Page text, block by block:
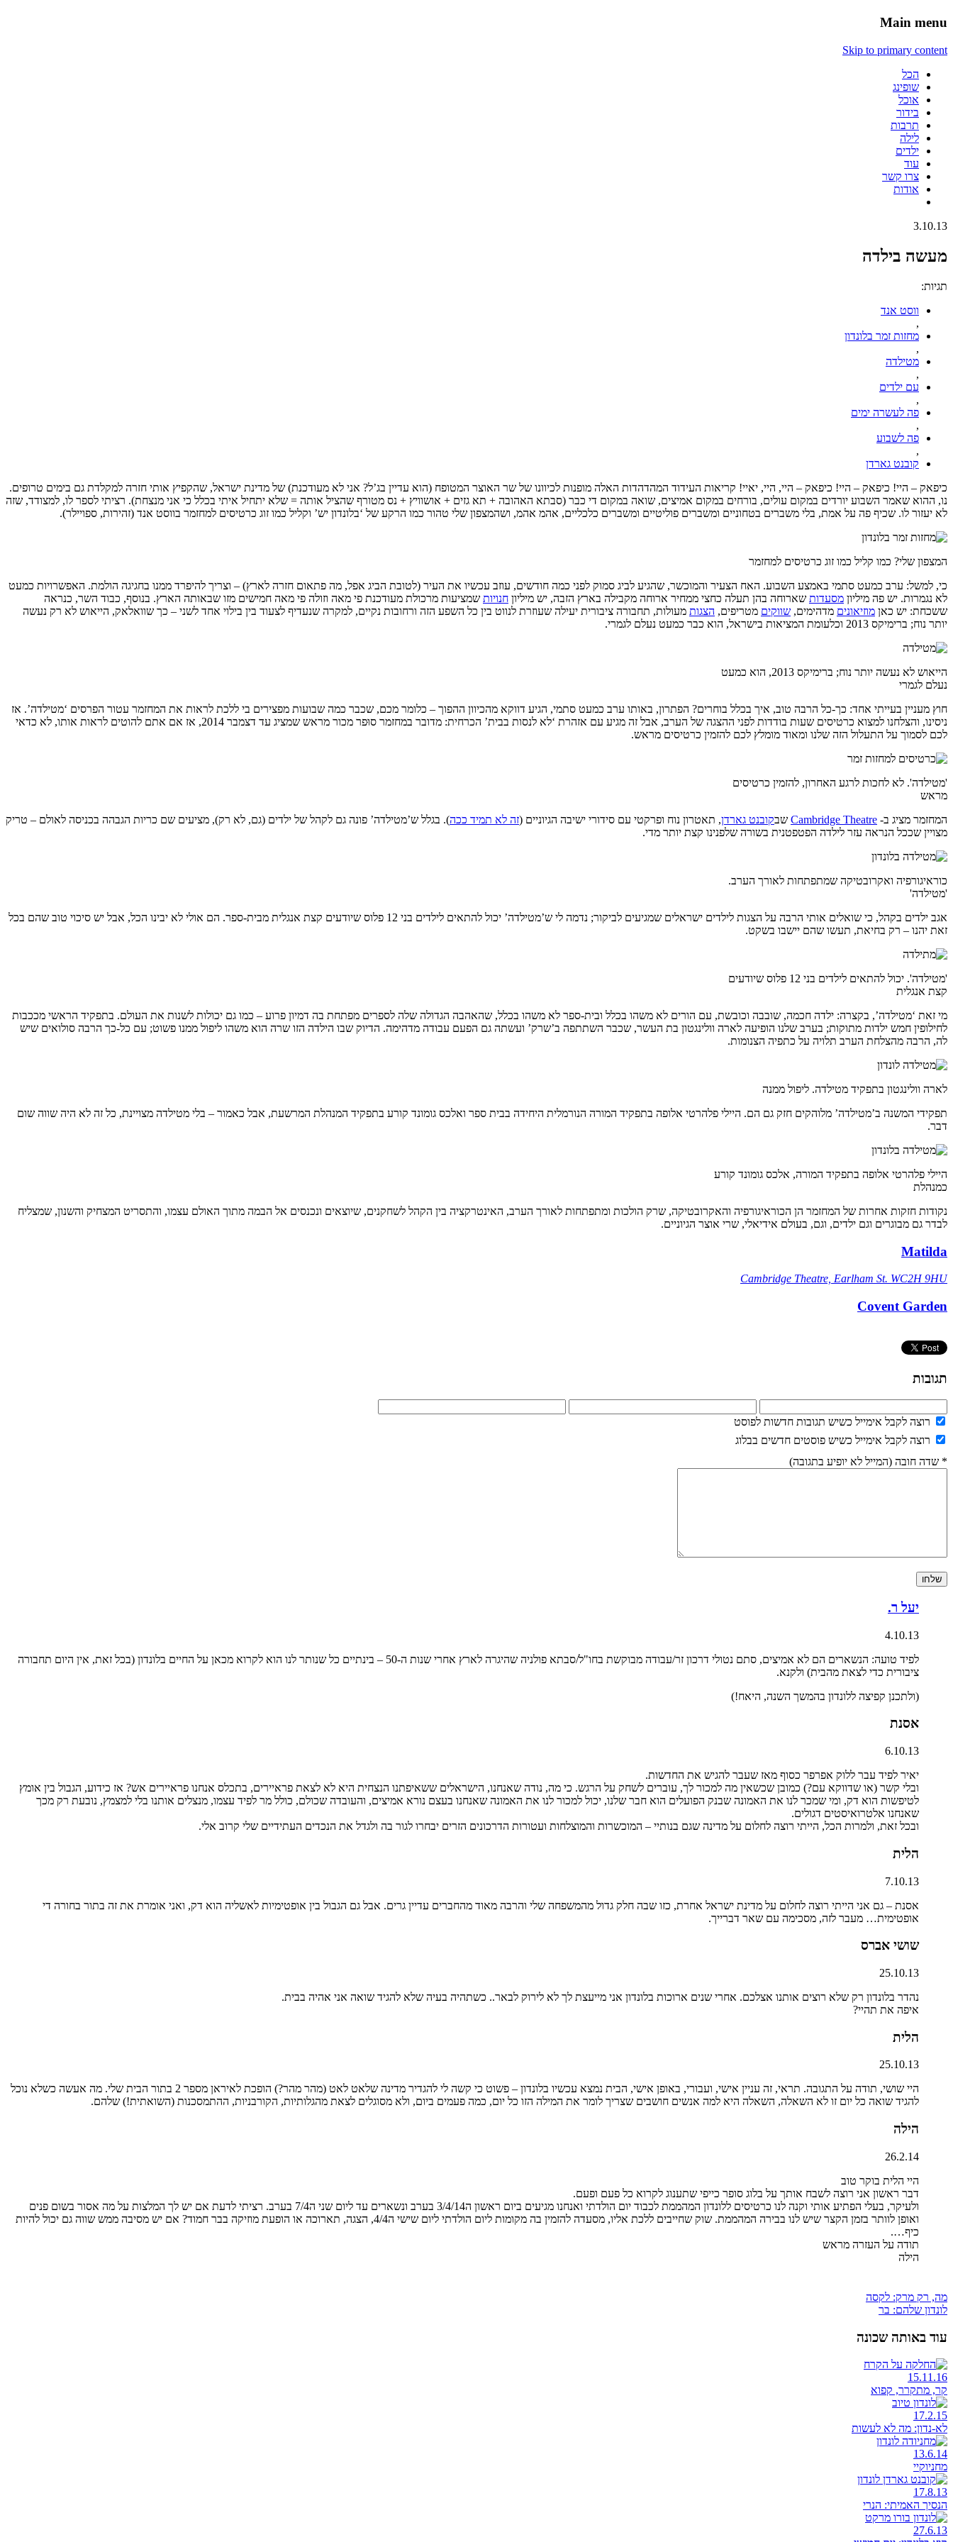
Main menu
Skip to primary content
הכל
שופינג
אוכל
בידור
תרבות
לילה
ילדים
עוד
צרו קשר
אודות
3.10.13
מעשה בילדה
תגיות:
ווסט אנד
,
מחזות זמר בלונדון
,
מטילדה
,
עם ילדים
,
פה לעשרה ימים
,
פה לשבוע
,
קובנט גארדן
כיפאק – היי! כיפאק – היי! כיפאק – היי, היי, יאיי! קריאות העידוד המהדהדות האלה מופנות לכיוונו של שר האוצר המטופח (הוא עדיין בג’ל? אני לא מעודכנת) של מדינת ישראל, שהקפיץ אותי חזרה למקלדת גם בימים טרופים.
נו, ההוא שאמר השבוע יורדים במקום עולים, בורחים במקום אמיצים, שואה במקום די כבר (סבתא האהובה + תא גזים + אושוויץ + נס מטורף שהציל אותה = שלא יתחיל איתי בכלל כי אני מנצחת). רציתי לספר לו, למצודד, שזה
לא יעזור לו. שכיף פה על אמת, בלי משברים בטחוניים ומשברים פוליטיים ומשברים כלכליים, אהמ אהמ, ושהמצפון שלי טהור כמו הרקע של ‘בלונדון יש’ וקליל כמו זוג כרטיסים למחזמר בווסט אנד (זהירות, ספויילר).
המצפון שלי? כמו קליל כמו זוג כרטיסים למחזמר
כי, למשל: ערב כמעט סתמי באמצע השבוע. האח הצעיר והמוכשר, שהגיע לביג סמוק לפני כמה חודשים, עוזב עכשיו את העיר (לטובת הביג אפל, מה פתאום חזרה לארץ) – וצריך להיפרד ממנו בחגיגה הולמת. האפשרויות כמעט
לא נגמרות. יש פה מיליון מסעדות שארוחה בהן תעלה כחצי ממחיר ארוחה מקבילה בארץ הזבה, יש מיליון חנויות שמציעות מרכולת מעודכנת פי מאה וזולה פי מאה חמישים מזו שבאותה הארץ. בנוסף, כבוד השר, כנראה
ששכחת: יש כאן מוזיאונים מדהימים, שווקים מטריפים, הצגות מעולות, תחבורה ציבורית יעילה שעוזרת לנווט בין כל השפע הזה ורחובות נקיים, למקרה שנעדיף לצעוד בין בילוי אחד לשני – כך שוואלאק, הייאוש לא רק נעשה
יותר נוח; ברימיקס 2013 וכלעומת המציאות בישראל, הוא כבר כמעט נעלם לגמרי.
הייאוש לא נעשה יותר נוח; ברימיקס 2013, הוא כמעט
נעלם לגמרי
חוץ מעניין בעייתי אחד: כך-כל הרבה טוב, איך בכלל בוחרים? הפתרון, באותו ערב כמעט סתמי, הגיע דווקא מהכיוון ההפוך – כלומר מכם, שכבר כמה שבועות מפצירים בי ללכת לראות את המחזמר עטור הפרסים ‘מטילדה’. אז
ניסינו, והצלחנו למצוא כרטיסים שעות בודדות לפני ההצגה של הערב, אבל זה מגיע עם אזהרת ‘לא לנסות בבית’ הכרחית: מדובר במחזמר סוּפר מכור מראש שמציג עד דצמבר 2014, אז אם אתם להוטים לראות אותו, לא כדאי
לכם לסמוך על התעלול הזה שלנו ומאוד מומלץ לכם להזמין כרטיסים מראש.
'מטילדה'. לא לחכות לרגע האחרון, להזמין כרטיסים
מראש
המחזמר מציג ב- Cambridge Theatre שבקובנט גארדן, תאטרון נוח ופרקטי עם סידורי ישיבה הגיוניים (זה לא תמיד ככה). בגלל ש’מטילדה’ פונה גם לקהל של ילדים (גם, לא רק), מציעים שם כריות הגבהה בכניסה לאולם – טריק
מצויין שככל הנראה עזר לילדה הפטפטנית בשורה שלפנינו קצת יותר מדי.
כוראיגורפיה ואקרובטיקה שמתפתחות לאורך הערב.
'מטילדה'
אגב ילדים בקהל, כי שואלים אותי הרבה על הצגות לילדים ישראלים שמגיעים לביקור; נדמה לי ש’מטילדה’ יכול להתאים לילדים בני 12 פלוס שיודעים קצת אנגלית מבית-ספר. הם אולי לא יבינו הכל, אבל יש סיכוי טוב שהם בכל
זאת יהנו – רק בחיאת, תעשו שהם יישבו בשקט.
'מטילדה'. יכול להתאים לילדים בני 12 פלוס שיודעים
קצת אנגלית
מי זאת ‘מטילדה’, בקצרה: ילדה חכמה, שובבה וכובשת, עם הורים לא משהו בכלל ובית-ספר לא משהו בכלל, שהאהבה הגדולה שלה לספרים מפתחת בה דמיון פרוע – כמו גם יכולות לשנות את העולם. בתפקיד הראשי מככבות
לחילופין חמש ילדות מתוקות; בערב שלנו הופיעה לארה וולינגטון בת העשר, שכבר השתתפה ב’שרק’ ועשתה גם הפעם עבודה מדהימה. הדיוק שבו הילדה הזו שרה הוא משהו ליפול ממנו פשוט; עם כל-כך הרבה סולואים שיש
לה, הרבה מהצלחת הערב תלויה על כתפיה הצנומות.
לארה וולינגטון בתפקיד מטילדה. ליפול ממנה
תפקידי המשנה ב’מטילדה’ מלוהקים חזק גם הם. היילי פלהרטי אלופה בתפקיד המורה הנורמלית היחידה בבית ספר ואלכס גומונד קורע בתפקיד המנהלת המרשעת, אבל כאמור – בלי מטילדה מצויינת, כל זה לא היה שווה שום
דבר.
היילי פלהרטי אלופה בתפקיד המורה, אלכס גומונד קורע
כמנהלת
נקודות חזקות אחרות של המחזמר הן הכוראיגורפיה והאקרובטיקה, שרק הולכות ומתפתחות לאורך הערב, האינטרקציה בין הקהל לשחקנים, שיוצאים ונכנסים אל הבמה מתוך האולם עצמו, והתסריט המצחיק והשנון, שמצליח
לבדר גם מבוגרים וגם ילדים, וגם, בעולם אידיאלי, שרי אוצר הגיוניים.
Matilda
Cambridge Theatre, Earlham St. WC2H 9HU
Covent Garden
תגובות
רוצה לקבל אימייל כשיש תגובות חדשות לפוסט
רוצה לקבל אימייל כשיש פוסטים חדשים בבלוג
* שדה חובה (המייל לא יופיע בתגובה)
יעל ר.
4.10.13
לפיד טועה: הנשארים הם לא אמיצים, סתם נטולי דרכון זר/עבודה מבוקשת בחו"ל/סבתא פולניה שהיגרה לארץ אחרי שנות ה-50 – בינתיים כל שנותר לנו הוא לקרוא מכאן על החיים בלונדון (בכל זאת, אין היום תחבורה
ציבורית כדי לצאת מהבית) ולקנא.
(ולתכנן קפיצה ללונדון בהמשך השנה, היאח!)
אסנת
6.10.13
יאיר לפיד עבר ללוק אפרפר כסוף מאז שעבר להגיש את החדשות.
ובלי קשר (או שדווקא עם?) כמובן שכשאין מה למכור לך, עוברים לשחק על הרגש. כי מה, נודה שאנחנו, הישראלים ששאיפתנו הנצחית היא לא לצאת פראיירים, בתכלס אנחנו פראיירים אש? אז כידוע, הגבול בין אומץ
לטיפשות הוא דק, ומי שמכר לנו את האמונה שבנק הפועלים הוא חבר שלנו, יכול למכור לנו את האמונה שאנחנו בעצם נורא אמיצים, והעובדה שכולם, כולל מר לפיד עצמו, מנצלים אותנו בלי למצמץ, נובעת רק מכך
שאנחנו אלטרואיסטים דגולים.
ובכל זאת, ולמרות הכל, הייתי רוצה לחלום על מדינה שגם בנותיי – המוכשרות והמוצלחות ועטורות הדרכונים הזרים יבחרו לגור בה ולגדל את הנכדים העתידיים שלי קרוב אלי.
הלית
7.10.13
אסנת – גם אני הייתי רוצה לחלום על מדינת ישראל אחרת, כזו שבה חלק גדול מהמשפחה שלי והרבה מאוד מהחברים עדיין גרים. אבל גם הגבול בין אופטימיות לאשליה הוא דק, ואני אומרת את זה בתור בחורה די
אופטימית… מעבר לזה, מסכימה עם שאר דברייך.
שושי אברס
25.10.13
נהדר בלונדון רק שלא רוצים אותנו אצלכם. אחרי שנים ארוכות בלונדון אני מייעצת לך לא לירוק לבאר.. כשתהיה בעיה שלא להגיד שואה אני אהיה בבית.
איפה את תהיי?
הלית
25.10.13
היי שושי, תודה על התגובה. תראי, זה עניין אישי, ועבורי, באופן אישי, הבית נמצא עכשיו בלונדון – פשוט כי קשה לי להגדיר מדינה שלאט לאט (מהר מהר?) הופכת לאיראן מספר 2 בתור הבית שלי. מה אעשה כשלא נוכל
להגיד שואה כל יום זו לא השאלה, השאלה היא למה אנשים חושבים שצריך לומר את המילה הזו כל יום, כמה פעמים ביום, ולא מסוגלים לצאת מהגלותיות, הקורבניות, ההתמסכנות (השואתית!) שלהם.
הילה
26.2.14
היי הלית בוקר טוב
דבר ראשון אני רוצה לשבח אותך על בלוג סופר כייפי שתענוג לקרוא כל פעם ופעם.
ולעיקר, בעלי הפתיע אותי וקנה לנו כרטיסים ללונדון המהממת לכבוד יום הולדתי ואנחנו מגיעים ביום ראשון ה3/4/14 בערב ונשארים עד ליום שני ה7/4 בערב. רציתי לדעת אם יש לך המלצות על מה אסור בשום פנים
ואופן לוותר בזמן הקצר שיש לנו בבירה המהממת. שוק שחייבים ללכת אליו, מסעדה להזמין בה מקומות ליום הולדתי ליום שישי ה4/4, הצגה, תארוכה או הופעת מוזיקה בבר חמוד? אם יש מסיבה ממש שווה גם יכול להיות
כיף….
תודה על העזרה מראש
הילה
מה, רק מרק: לקסה
לונדון שלהם: בר
עוד באותה שכונה
15.11.16
קר, מתקרר, קפוא
17.2.15
לא-נדון: מה לא לעשות
13.6.14
מחניוקיי
17.8.13
הנסיך האמיתי: הנרי
27.6.13